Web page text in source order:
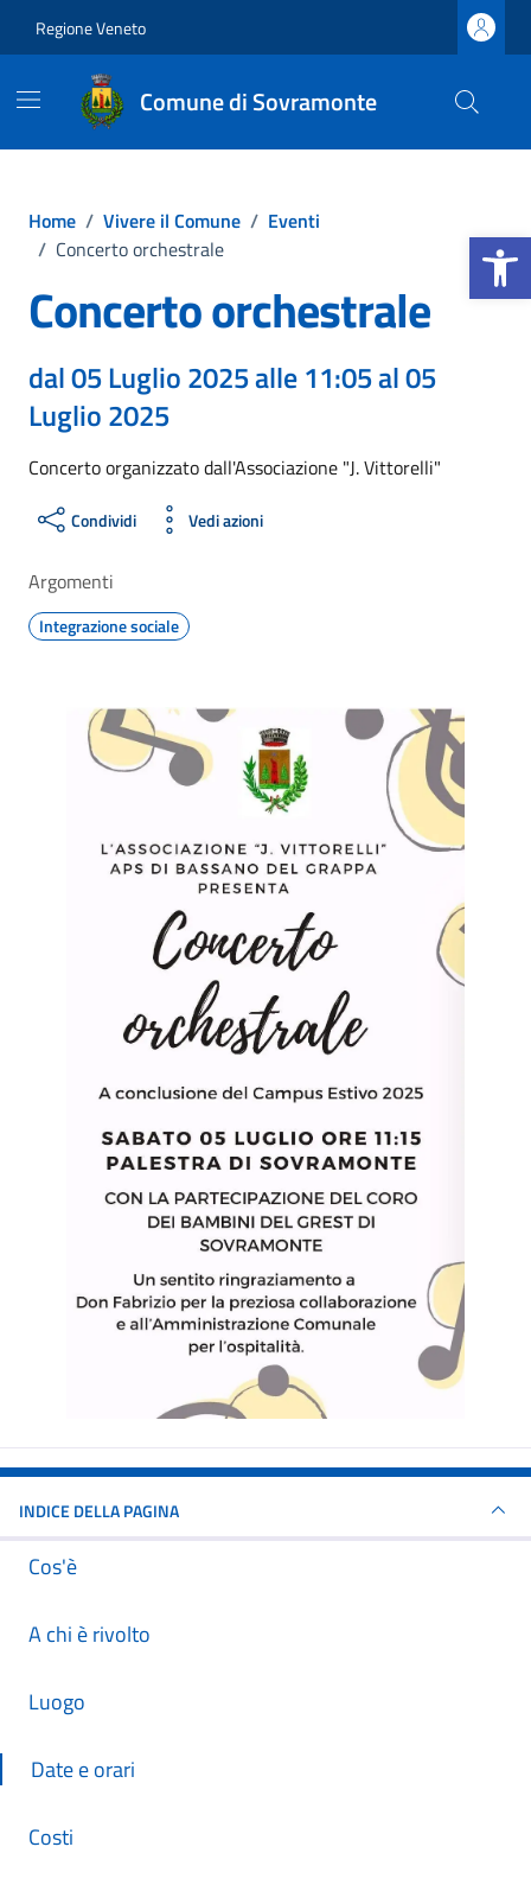
Apri la
Regione Veneto
Comune di Sovramonte
Home / Vivere il Comune / Eventi
/ Concerto orchestrale
Concerto orchestrale
dal 05 Luglio 2025 alle 11:05 al 05
Luglio 2025
Concerto organizzato dall'Associazione "J. Vittorelli"
Condividi Vedi azioni
Argomenti
Integrazione sociale
INDICE DELLA PAGINA
Cos'è
A chi è rivolto
Luogo
Date e orari
Costi